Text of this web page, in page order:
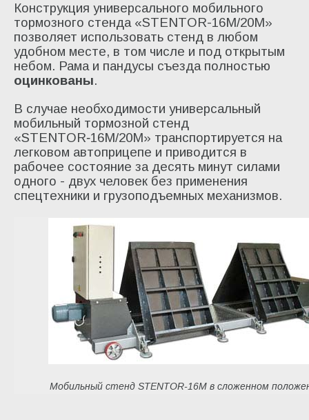
Конструкция универсального мобильного
тормозного стенда «STENTOR-16M/20М»
позволяет использовать стенд в любом
удобном месте, в том числе и под открытым
небом. Рама и пандусы съезда полностью
оцинкованы.
В случае необходимости универсальный
мобильный тормозной стенд
«STENTOR‑16M/20М» транспортируется на
легковом автоприцепе и приводится в
рабочее состояние за десять минут силами
одного - двух человек без применения
спецтехники и грузоподъемных механизмов.
Мобильный стенд STENTOR-16M в сложенном